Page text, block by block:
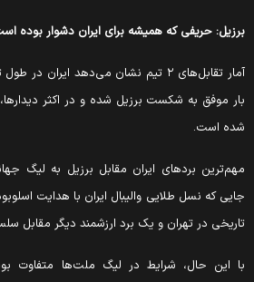
حریفی که همیشه برای ایران دشوار بوده است
آمار تقابل‌های ۲ تیم نشان می‌دهد ایران
موفق به شکست برزیل شده و در اکثر دیدارها،
است.
که نسل طلایی والیبال ایران با هدایت
در تهران و یک برد ارزشمند دیگر مقابل
این حال، شرایط در لیگ ملت‌ها متفاوت